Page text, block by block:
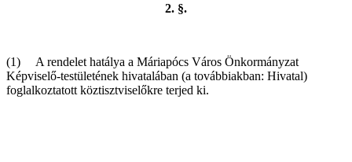
2. §.
(1) A rendelet hatálya a Máriapócs Város Önkormányzat
Képviselő-testületének hivatalában (a továbbiakban: Hivatal)
foglalkoztatott köztisztviselőkre terjed ki.